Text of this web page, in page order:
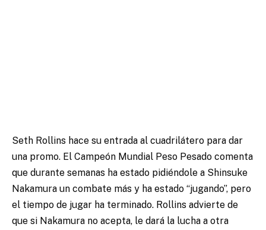
Seth Rollins hace su entrada al cuadrilátero para dar
una promo. El Campeón Mundial Peso Pesado comenta
que durante semanas ha estado pidiéndole a Shinsuke
Nakamura un combate más y ha estado “jugando”, pero
el tiempo de jugar ha terminado. Rollins advierte de
que si Nakamura no acepta, le dará la lucha a otra